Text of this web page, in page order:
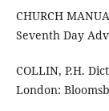
CHURCH
Seventh Day
COLLIN, P.H.
London: